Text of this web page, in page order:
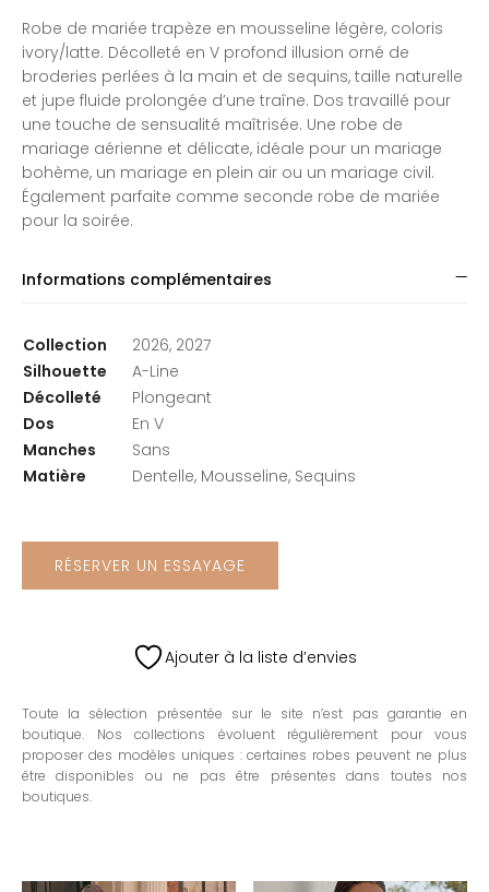
Robe de mariée trapèze en mousseline légère, coloris
ivory/latte. Décolleté en V profond illusion orné de
broderies perlées à la main et de sequins, taille naturelle
et jupe fluide prolongée d’une traîne. Dos travaillé pour
une touche de sensualité maîtrisée. Une robe de
mariage aérienne et délicate, idéale pour un mariage
bohème, un mariage en plein air ou un mariage civil.
Également parfaite comme seconde robe de mariée
pour la soirée.
Informations complémentaires
Collection
2026, 2027
Silhouette
A-Line
Décolleté
Plongeant
Dos
En V
Manches
Sans
Matière
Dentelle, Mousseline, Sequins
RÉSERVER UN ESSAYAGE
Ajouter à la liste d’envies
Toute la sélection présentée sur le site n’est pas garantie en
boutique. Nos collections évoluent régulièrement pour vous
proposer des modèles uniques : certaines robes peuvent ne plus
être disponibles ou ne pas être présentes dans toutes nos
boutiques.